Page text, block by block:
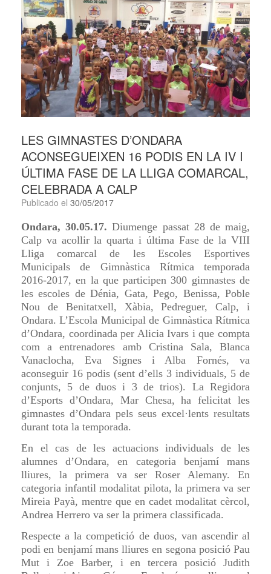
LES GIMNASTES D’ONDARA
ACONSEGUEIXEN 16 PODIS EN LA IV I
ÚLTIMA FASE DE LA LLIGA COMARCAL,
CELEBRADA A CALP
Publicado el 30/05/2017
Ondara, 30.05.17.Diumenge passat 28 de maig,
Calp va acollir la quarta i última Fase de la VIII
Lliga comarcal de les Escoles Esportives
Municipals de Gimnàstica Rítmica temporada
2016-2017, en la que participen 300 gimnastes de
les escoles de Dénia, Gata, Pego, Benissa, Poble
Nou de Benitatxell, Xàbia, Pedreguer, Calp, i
Ondara. L’Escola Municipal de Gimnàstica Rítmica
d’Ondara, coordinada per Alicia Ivars i que compta
com a entrenadores amb Cristina Sala, Blanca
Vanaclocha, Eva Signes i Alba Fornés, va
aconseguir 16 podis (sent d’ells 3 individuals, 5 de
conjunts, 5 de duos i 3 de trios). La Regidora
d’Esports d’Ondara, Mar Chesa, ha felicitat les
gimnastes d’Ondara pels seus excel·lents resultats
durant tota la temporada.
En el cas de les actuacions individuals de les
alumnes d’Ondara, en categoria benjamí mans
lliures, la primera va ser Roser Alemany. En
categoria infantil modalitat pilota, la primera va ser
Mireia Payà, mentre que en cadet modalitat cèrcol,
Andrea Herrero va ser la primera classificada.
Respecte a la competició de duos, van ascendir al
podi en benjamí mans lliures en segona posició Pau
Mut i Zoe Barber, i en tercera posició Judith